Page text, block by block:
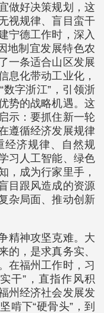
做好决策规划，这
视规律、盲目蛮干
宁德工作时，深入
地制宜发展特色农
一条适合山区发展
息化带动工业化，
字浙江”，引领浙
势的战略机遇。这
示：要抓住新一轮
遵循经济发展规律
经济规律、自然规
习人工智能、绿色
，成为行家里手，
目跟风造成的资源
杂局面、推动创新
精神攻坚克难。大
的，是求真务实、
在福州工作时，习
干”，直指作风积
州经济社会发展发
啃下“硬骨头”，到